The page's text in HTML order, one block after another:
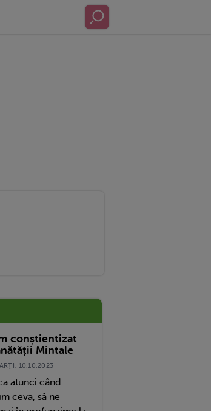
conștientizat
Mintale
10.10.2023
atunci când
ceva, să ne